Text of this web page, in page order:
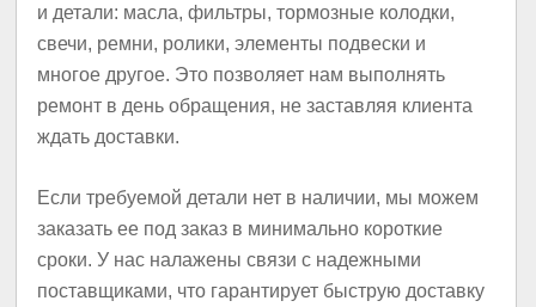
и детали: масла, фильтры, тормозные колодки,
свечи, ремни, ролики, элементы подвески и
многое другое. Это позволяет нам выполнять
ремонт в день обращения, не заставляя клиента
ждать доставки.
Если требуемой детали нет в наличии, мы можем
заказать ее под заказ в минимально короткие
сроки. У нас налажены связи с надежными
поставщиками, что гарантирует быструю доставку